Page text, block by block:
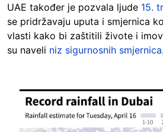
UAE također je pozvala ljude 15.
se pridržavaju uputa i smjernica
vlasti kako bi zaštitili živote i
su naveli niz sigurnosnih smjernica.
Image